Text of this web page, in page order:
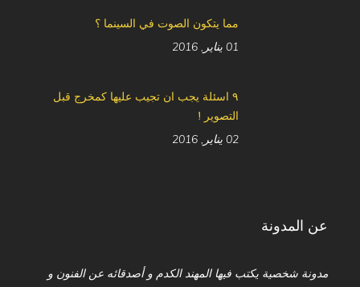
مما يتكون الصوت في السينما ؟
01 يناير, 2016
٩ اسئلة يجب ان تجيب عليها كمخرج قبل
التصوير !
02 يناير, 2016
عن المدونة
مدونة شخصية يكتب فيها المهند الكدم و أصدقائه عن الفنون و